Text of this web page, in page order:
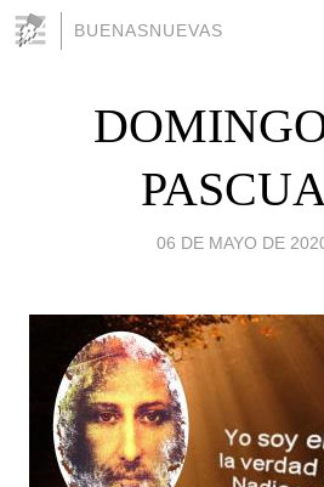
BUENASNUEVAS
06 DE MAYO DE